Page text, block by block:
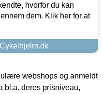
hvorfor du kan
dem. Klik her for at
webshops og anmeldt
bl.a. deres prisniveau,